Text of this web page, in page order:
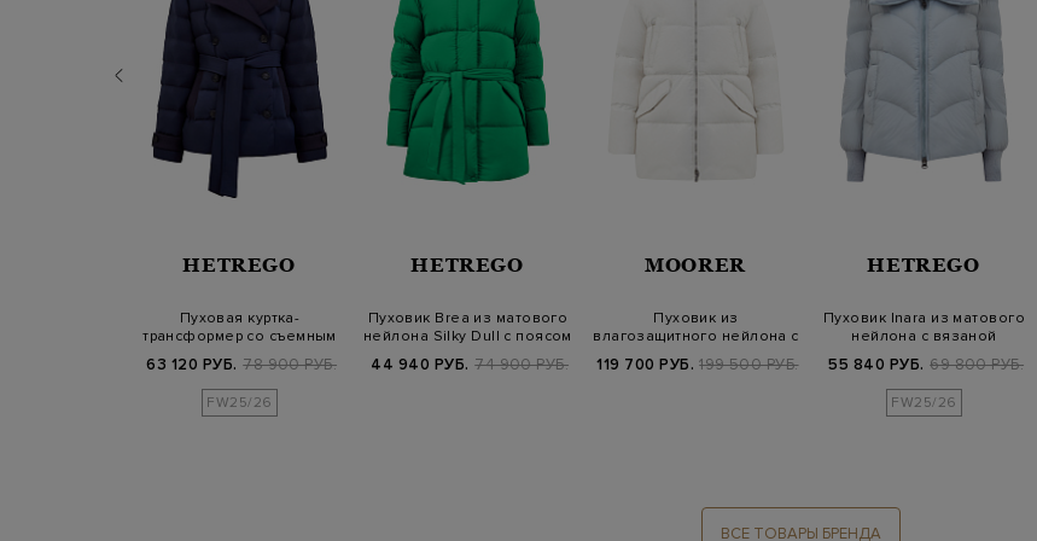
HETREGO
Пуховая куртка-
трансформер со съемным
63 120 РУБ. 78 900 РУБ.
FW25/26
HETREGO
Пуховик Brea из матового
нейлона Silky Dull с поясом
44 940 РУБ. 74 900 РУБ.
MOORER
Пуховик из
влагозащитного нейлона с
119 700 РУБ. 199 500 РУБ.
HETREGO
Пуховик Inara из матового
нейлона с вязаной
55 840 РУБ. 69 800 РУБ.
FW25/26
ВСЕ ТОВАРЫ БРЕНДА